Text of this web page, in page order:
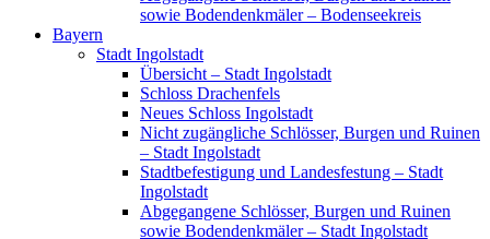
sowie Bodendenkmäler – Bodenseekreis
Bayern
Stadt Ingolstadt
Übersicht – Stadt Ingolstadt
Schloss Drachenfels
Neues Schloss Ingolstadt
Nicht zugängliche Schlösser, Burgen und Ruinen
– Stadt Ingolstadt
Stadtbefestigung und Landesfestung – Stadt
Ingolstadt
Abgegangene Schlösser, Burgen und Ruinen
sowie Bodendenkmäler – Stadt Ingolstadt